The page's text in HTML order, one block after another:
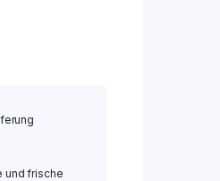
und frische